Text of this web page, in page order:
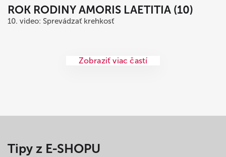
ROK RODINY AMORIS LAETITIA (10)
10. video: Sprevádzať krehkosť
Zobraziť viac častí
Tipy z E-SHOPU